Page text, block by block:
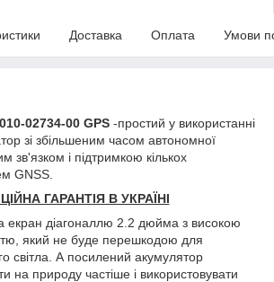
Доставка Оплата Умови
02734-00 GPS -простий у використанні
зі збільшеним часом автономної
зв'язком і підтримкою кількох
GNSS.
ГАРАНТІЯ В УКРАЇНІ
екран діагоналлю 2.2 дюйма з високою
який не буде перешкодою для
світла. А посилений акумулятор
на природу частіше і використовувати